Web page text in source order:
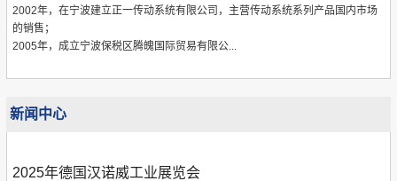
2002年，在宁波建立正一传动系统有限公司，主营传动系统系列产品国内市场
的销售；
2005年，成立宁波保税区腾魄国际贸易有限公...
新闻中心
2025年德国汉诺威工业展览会